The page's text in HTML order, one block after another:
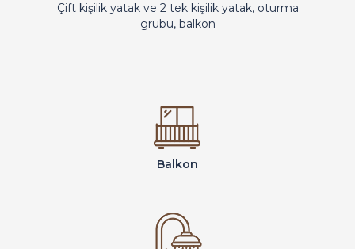
Çift kişilik yatak ve 2 tek kişilik yatak, oturma
grubu, balkon
Balkon